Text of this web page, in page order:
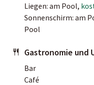
Liegen: am Pool,
Sonnenschirm: am
Pool
Gastronomie und
Bar
Café